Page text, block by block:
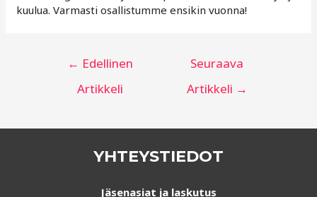
kuulua. Varmasti osallistumme ensikin vuonna!
Artikkelien
selaus
← Edellinen
Artikkeli
Seuraava
Artikkeli →
YHTEYSTIEDOT
Jäsenasiat ja laskutus